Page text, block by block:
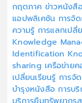
กฤตภาค ข่าวหนัง
แอปพลิเคชัน การจั
ความรู้ การแลกเปลี่
Knowledge
Identification
sharing เครือข่าย
เปลี่ยนเรียนรู้ การจั
บำรุงหนังสือ การบ